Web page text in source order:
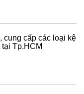
cung cấp các loại kệ
Tp.HCM